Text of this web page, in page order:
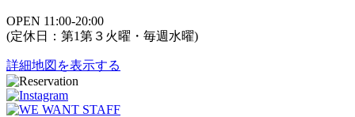
OPEN 11:00-20:00
(定休日：第1第３火曜・毎週水曜)
詳細地図を表示する